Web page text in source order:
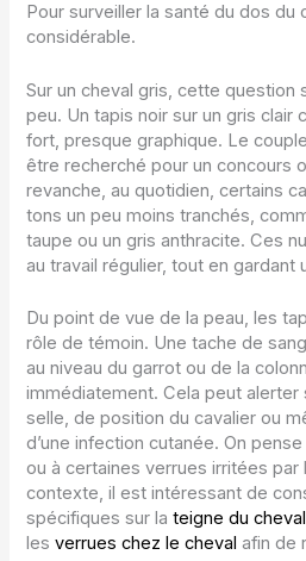
Pour surveiller la santé du dos du
considérable.
Sur un cheval gris, cette question
peu. Un tapis noir sur un gris clair
fort, presque graphique. Le
être recherché pour un concours
revanche, au quotidien, certains
tons un peu moins tranchés,
taupe ou un gris anthracite. Ces
au travail régulier, tout en gardant
Du point de vue de la peau, les
rôle de témoin. Une tache de
au niveau du garrot ou de la
immédiatement. Cela peut alerter
selle, de position du cavalier ou
d’une infection cutanée. On
ou à certaines verrues irritées par
contexte, il est intéressant de
spécifiques sur lateigne du
lesverrues chez le cheval afin de